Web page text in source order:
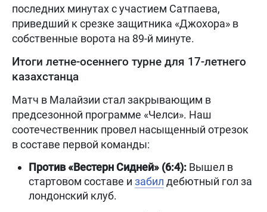
последних минутах с участием Сатпаева,
приведший к срезке защитника «Джохора» в
собственные ворота на 89-й минуте.
Итоги летне-осеннего турне для 17-летнего
казахстанца
Матч в Малайзии стал закрывающим в
предсезонной программе «Челси». Наш
соотечественник провел насыщенный отрезок
в составе первой команды:
Против «Вестерн Сидней» (6:4): Вышел в
стартовом составе и забил дебютный гол за
лондонский клуб.